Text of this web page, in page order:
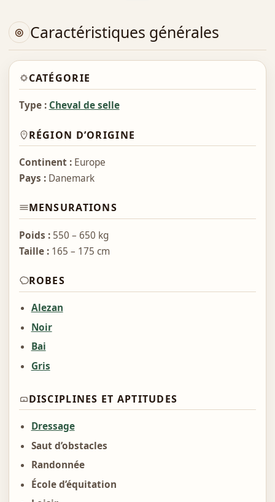
Caractéristiques générales
CATÉGORIE
Type : Cheval de selle
RÉGION D’ORIGINE
Continent :Europe
Pays :Danemark
MENSURATIONS
Poids :550 – 650 kg
Taille :165 – 175 cm
ROBES
Alezan
Noir
Bai
Gris
DISCIPLINES ET APTITUDES
Dressage
Saut d’obstacles
Randonnée
École d’équitation